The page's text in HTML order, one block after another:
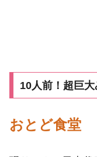
10人前！超巨
おとど食堂